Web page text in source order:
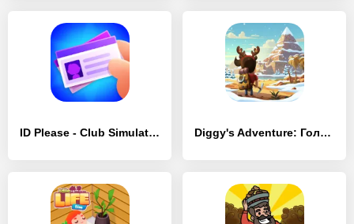
ID Please - Club Simulation Diggy's Adventure: Головоломки